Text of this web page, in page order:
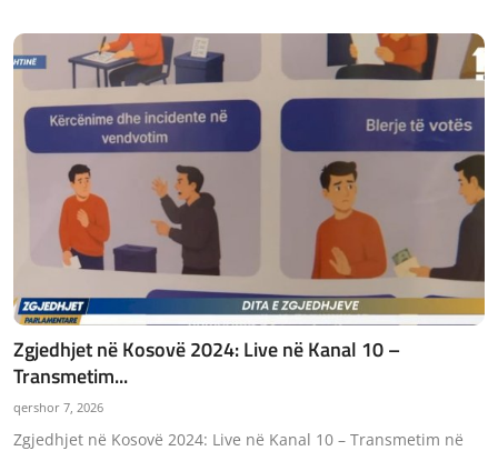
Zgjedhjet në Kosovë 2024: Live në Kanal 10 –
Transmetim...
qershor 7, 2026
Zgjedhjet në Kosovë 2024: Live në Kanal 10 – Transmetim në